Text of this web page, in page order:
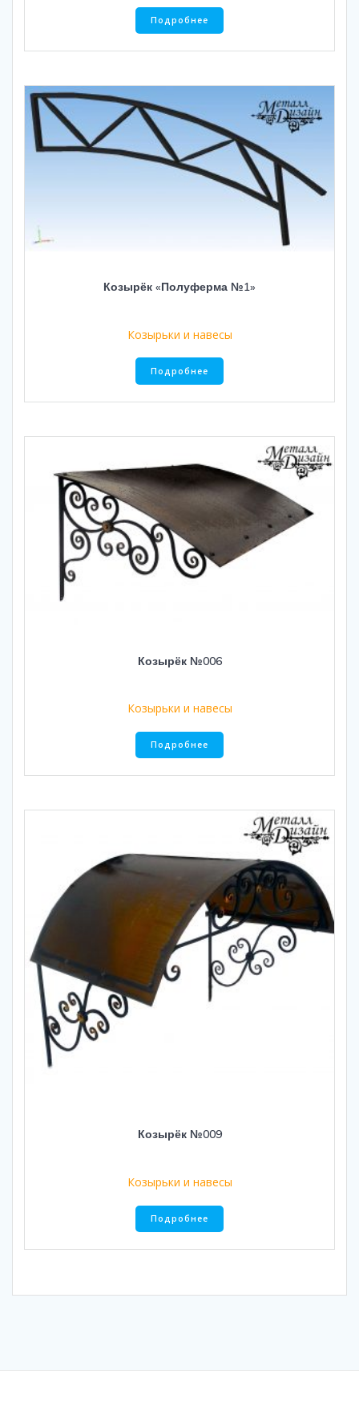
Подробнее
Козырёк «Полуферма №1»
Козырьки и навесы
Подробнее
Козырёк №006
Козырьки и навесы
Подробнее
Козырёк №009
Козырьки и навесы
Подробнее